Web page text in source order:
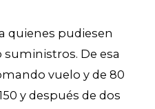
quienes pudiesen
De esa
vuelo y de 80
y después de dos